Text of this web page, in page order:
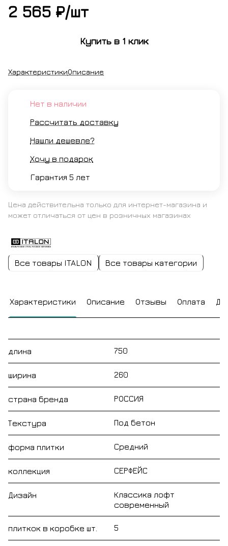
2 565 ₽/шт
Купить в 1 клик
ХарактеристикиОписание
Нет в наличии
Рассчитать доставку
Нашли дешевле?
Хочу в подарок
Гарантия 5 лет
Цена действительна только для интернет-магазина и
может отличаться от цен в розничных магазинах
Все товары ITALON Все товары категории
Характеристики Описание Отзывы Оплата
длина 750
ширина 260
страна бренда РОССИЯ
Текстура Под бетон
форма плитки Средний
коллекция СЕРФЕЙС
Дизайн
Классика лофт
современный
плиткок в коробке шт. 5